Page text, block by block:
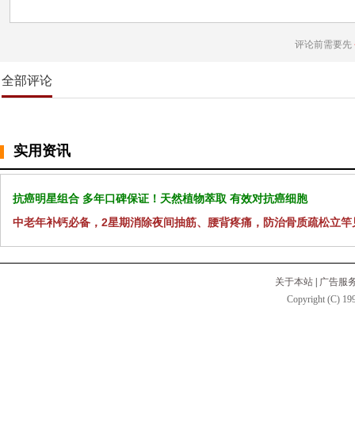
评论前需要先
全部评论
实用资讯
抗癌明星组合 多年口碑保证！天然植物萃取 有效对抗癌细胞
中老年补钙必备，2星期消除夜间抽筋、腰背疼痛，防治骨质疏松立竿
关于本站
广告服
Copyright (C)